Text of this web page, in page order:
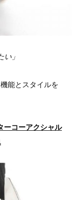
い」
能とスタイルを
ーコーアクシャル